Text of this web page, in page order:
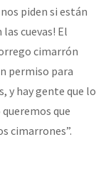
piden si están
cuevas! El
cimarrón
permiso para
y hay gente que lo
que
cimarrones”.